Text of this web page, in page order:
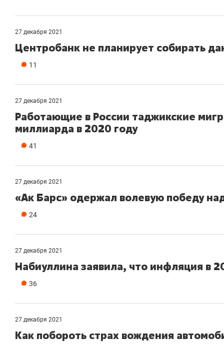
27 декабря 2021
Центробанк не планирует собирать
11
27 декабря 2021
Работающие в России таджикские
миллиарда в 2020 году
41
27 декабря 2021
«Ак Барс» одержал волевую победу
24
27 декабря 2021
Набиуллина заявила, что инфляция в
36
27 декабря 2021
Как побороть страх вождения